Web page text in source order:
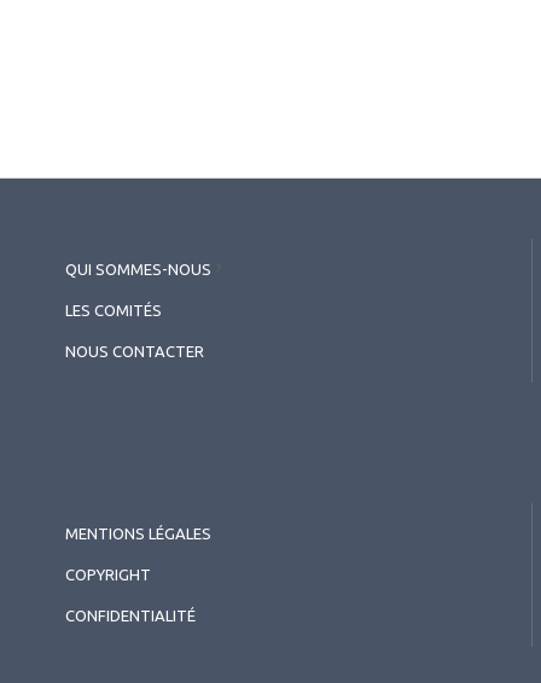
QUI SOMMES-NOUS
LES COMITÉS
NOUS CONTACTER
MENTIONS LÉGALES
COPYRIGHT
CONFIDENTIALITÉ